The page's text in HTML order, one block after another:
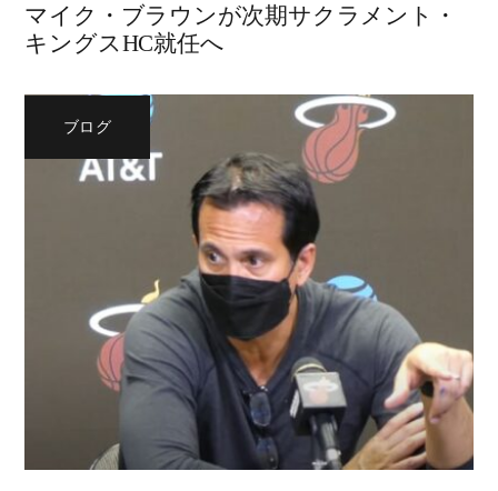
マイク・ブラウンが次期サクラメント・
キングスHC就任へ
ブログ